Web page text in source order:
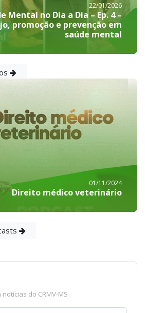
22/01/2026
Mental no Dia a Dia – Ep. 4 –
promoção e prevenção em
saúde mental
01/11/2024
Direito médico veterinário
do CRMV-MS